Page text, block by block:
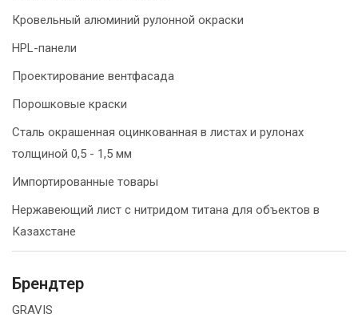
Кровельный алюминий рулонной окраски
HPL-панели
Проектирование вентфасада
Порошковые краски
Сталь окрашенная оцинкованная в листах и рулонах
толщиной 0,5 - 1,5 мм
Импортированные товары
Нержавеющий лист с нитридом титана для объектов в
Казахстане
Брендтер
GRAVIS